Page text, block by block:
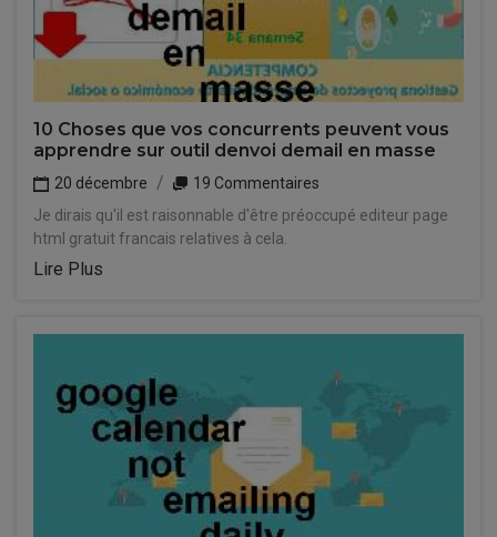
10 Choses que vos concurrents peuvent vous
apprendre sur outil denvoi demail en masse
20 décembre
19 Commentaires
Je dirais qu'il est raisonnable d'être préoccupé editeur page
html gratuit francais relatives à cela.
Lire Plus